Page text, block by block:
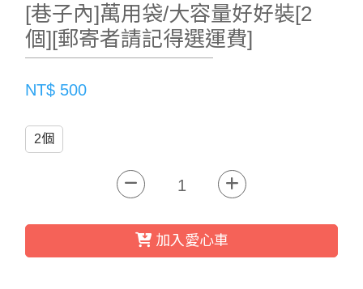
[巷子內]萬用袋/大容量好好裝[2
個][郵寄者請記得選運費]
NT$ 500
2個
加入愛心車